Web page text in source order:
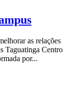
as relações
Taguatinga Centro
por...